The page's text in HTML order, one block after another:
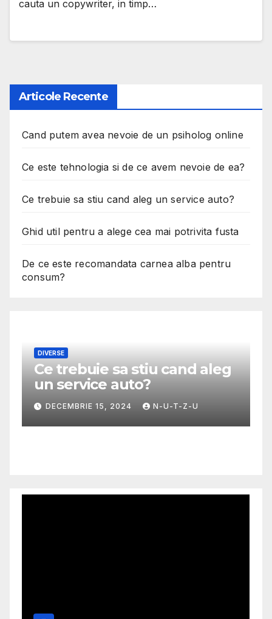
cauta un copywriter, in timp…
Articole Recente
Cand putem avea nevoie de un psiholog online
Ce este tehnologia si de ce avem nevoie de ea?
Ce trebuie sa stiu cand aleg un service auto?
Ghid util pentru a alege cea mai potrivita fusta
De ce este recomandata carnea alba pentru
consum?
stiu cand aleg
N-U-T-Z-U
mai potrivita